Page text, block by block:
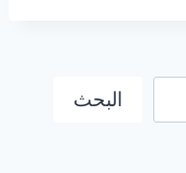
البحث